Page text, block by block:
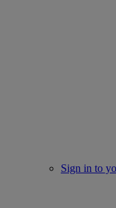
Sign in to